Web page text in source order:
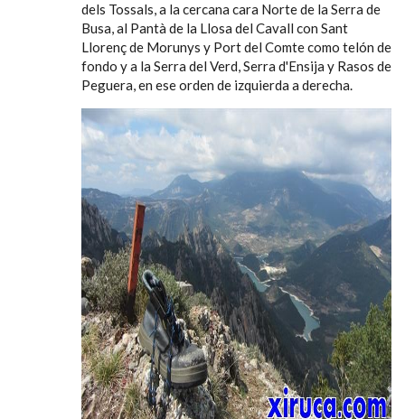
dels Tossals, a la cercana cara Norte de la Serra de
Busa, al Pantà de la Llosa del Cavall con Sant
Llorenç de Morunys y Port del Comte como telón de
fondo y a la Serra del Verd, Serra d'Ensija y Rasos de
Peguera, en ese orden de izquierda a derecha.